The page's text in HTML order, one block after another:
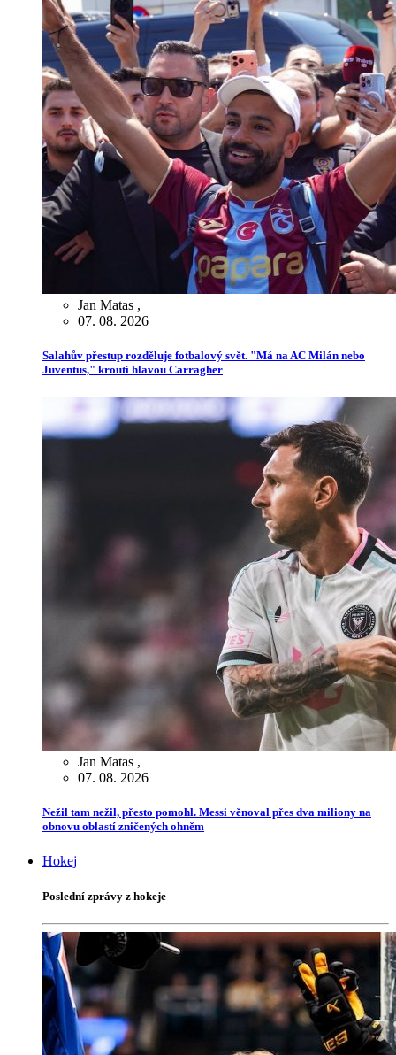
Jan Matas ,
07. 08. 2026
Salahův přestup rozděluje fotbalový svět. "Má na AC Milán nebo
Juventus," kroutí hlavou Carragher
Jan Matas ,
07. 08. 2026
Nežil tam nežil, přesto pomohl. Messi věnoval přes dva miliony na
obnovu oblastí zničených ohněm
Hokej
Poslední zprávy z hokeje